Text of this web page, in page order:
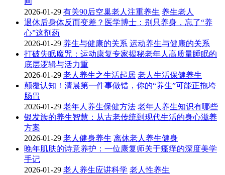
2026-01-29 有关90后空巢老人注重养生 养生老人
退休后身体反而变差？医学博士：别只养身，忘了“养
心”这剂药
2026-01-29 养生与健康的关系 运动养生与健康的关系
打破失眠魔咒：运动康复专家揭秘老年人高质量睡眠的
底层逻辑与活力重
2026-01-29 老人养生之生活起居 老人生活保健养生
颠覆认知！清晨第一件事做错，你的“养生”可能正拖垮
肠胃
2026-01-29 老年人养生保健方法 老年人养生知识有哪些
银发族的养生智慧：从古老传统到现代生活的身心滋养
方案
2026-01-29 老人健身养生 离休老人养生健身
晚年肌肤的诗意养护：一位康复师关于瘙痒的深度美学
手记
2026-01-29 老人养生应讲科学 老人性养生